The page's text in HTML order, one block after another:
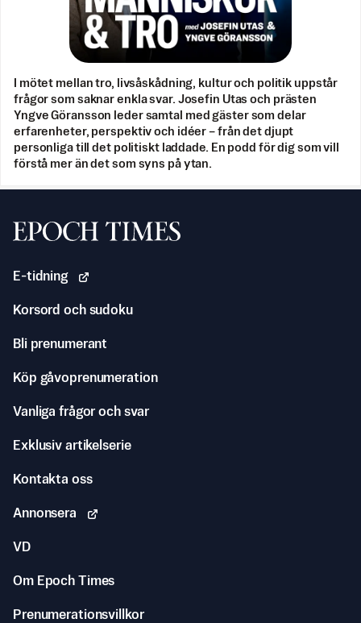
I mötet mellan tro, livsåskådning, kultur och politik uppstår
frågor som saknar enkla svar. Josefin Utas och prästen
Yngve Göransson leder samtal med gäster som delar
erfarenheter, perspektiv och idéer – från det djupt
personliga till det politiskt laddade. En podd för dig som vill
förstå mer än det som syns på ytan.
Svenska Epoch Times
E-tidning
Korsord och sudoku
Bli prenumerant
Köp gåvoprenumeration
Vanliga frågor och svar
Exklusiv artikelserie
Kontakta oss
Annonsera
VD
Om Epoch Times
Prenumerationsvillkor